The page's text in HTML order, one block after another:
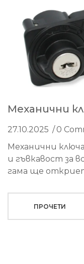
Механични
27.10.2025
0
Механични
и гъвкавост за
гама ще
ПРОЧЕТИ